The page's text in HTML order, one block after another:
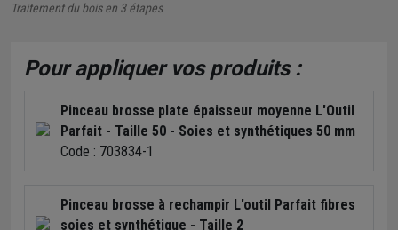
Traitement du bois en 3 étapes
Pour appliquer vos produits :
Pinceau brosse plate épaisseur moyenne L'Outil
Parfait - Taille 50 - Soies et synthétiques 50 mm
Code : 703834-1
Pinceau brosse à rechampir L'outil Parfait fibres
soies et synthétique - Taille 2